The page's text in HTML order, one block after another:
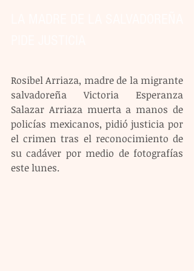
Rosibel Arriaza, madre de la migrante
salvadoreña Victoria Esperanza
Salazar Arriaza muerta a manos de
policías mexicanos, pidió justicia por
el crimen tras el reconocimiento de
su cadáver por medio de fotografías
este lunes.